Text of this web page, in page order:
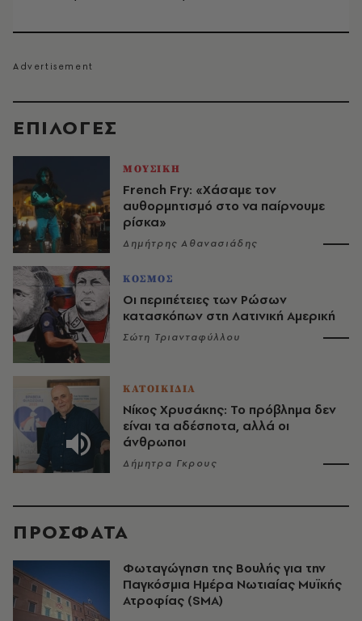
EΠΙΛΟΓΈΣ
ΜΟΥΣΙΚΗ
French Fry: «Χάσαμε τον
αυθορμητισμό στο να παίρνουμε
ρίσκα»
Δημήτρης Αθανασιάδης
ΚΟΣΜΟΣ
Οι περιπέτειες των Ρώσων
κατασκόπων στη Λατινική Αμερική
Σώτη Τριανταφύλλου
ΚΑΤΟΙΚΙΔΙΑ
Νίκος Χρυσάκης: Το πρόβλημα δεν
είναι τα αδέσποτα, αλλά οι
άνθρωποι
Δήμητρα Γκρους
ΠΡΟΣΦΑΤΑ
Φωταγώγηση της Βουλής για την
Παγκόσμια Ημέρα Νωτιαίας Μυϊκής
Ατροφίας (SMA)